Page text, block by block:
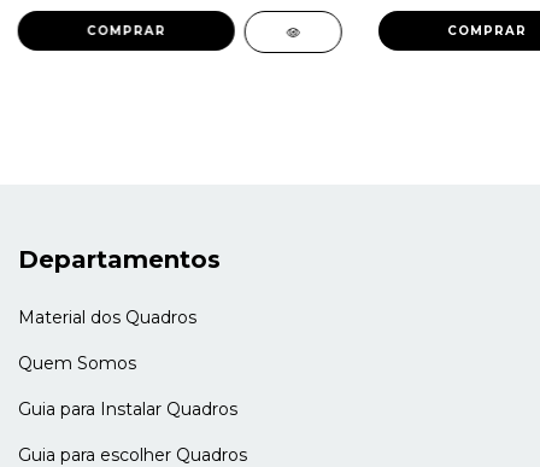
COMPRAR COMPRAR
Departamentos
Material dos Quadros
Quem Somos
Guia para Instalar Quadros
Guia para escolher Quadros